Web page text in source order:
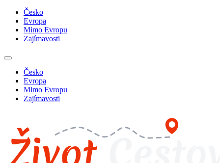
Česko
Evropa
Mimo Evropu
Zajímavosti
Česko
Evropa
Mimo Evropu
Zajímavosti